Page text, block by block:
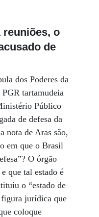
reuniões, o
de
dos Poderes da
tartamudeia
Público
de defesa da
nota de Aras são,
em que o Brasil
O órgão
que tal estado é
o “estado de
figura jurídica que
coloque